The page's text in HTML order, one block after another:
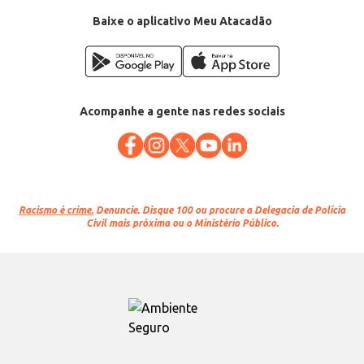
Baixe o aplicativo Meu Atacadão
Acompanhe a gente nas redes sociais
Racismo é crime. Denuncie. Disque 100 ou procure a Delegacia de Polícia
Civil mais próxima ou o Ministério Público.